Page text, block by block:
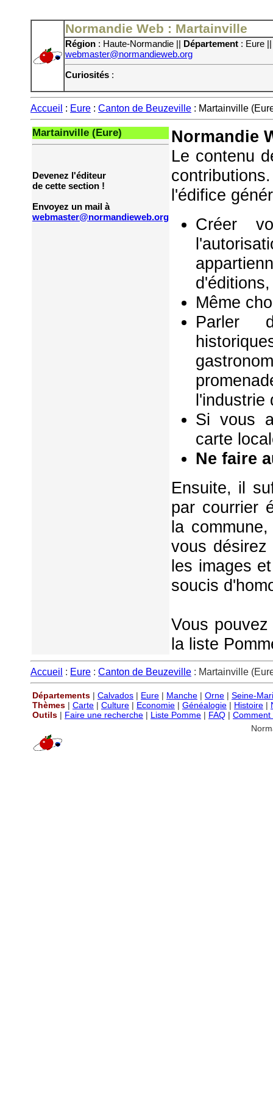
Normandie Web : Martainville
Région : Haute-Normandie || Département : Eure
webmaster@normandieweb.org
Curiosités :
Accueil : Eure : Canton de Beuzeville : Martainville
Martainville (Eure)
Devenez l'éditeur
de cette section !
Envoyez un mail à
webmaster@normandieweb.org
Normandie
Le contenu
l'édifice
Créer
Même
Parler
l'industrie
Si vous
carte
Ne faire
Ensuite, il
par courrier
la
vous
les images
soucis
Vous
la liste
Accueil : Eure : Canton de Beuzeville : Martainville
Départements | Calvados | Eure | Manche | Orne | Seine-
Thèmes | Carte | Culture | Economie | Généalogie | Histoire |
Outils | Faire une recherche | Liste Pomme | FAQ | Comment